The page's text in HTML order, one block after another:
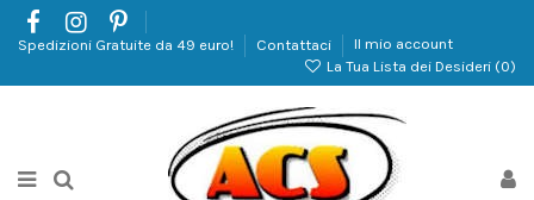
Spedizioni Gratuite da 49 euro! Contattaci
Il mio account
La Tua Lista dei Desideri (0)